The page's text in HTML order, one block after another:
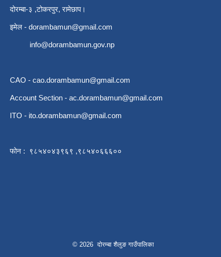
दोरम्बा-३ ,टोकरपुर, रामेछाप।
इमेल - dorambamun@gmail.com
info@dorambamun.gov.np
CAO - cao.dorambamun@gmail.com
Account Section - ac.dorambamun@gmail.com
ITO - ito.dorambamun@gmail.com
फोन : ९८५४०४३९६९ ,९८५४०६६६००
© 2026 दोरम्बा शैलुङ गाउँपालिका